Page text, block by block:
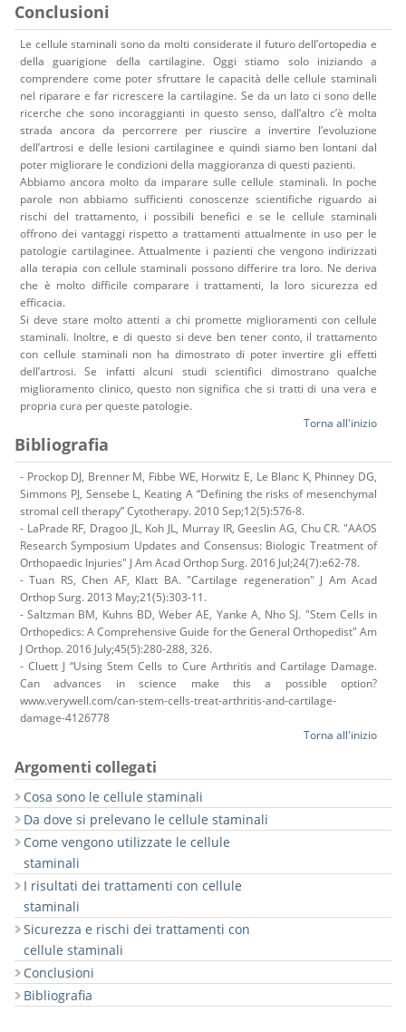
Conclusioni
Le cellule staminali sono da molti considerate il futuro dell’ortopedia e
della guarigione della cartilagine. Oggi stiamo solo iniziando a
comprendere come poter sfruttare le capacità delle cellule staminali
nel riparare e far ricrescere la cartilagine. Se da un lato ci sono delle
ricerche che sono incoraggianti in questo senso, dall’altro c’è molta
strada ancora da percorrere per riuscire a invertire l’evoluzione
dell’artrosi e delle lesioni cartilaginee e quindi siamo ben lontani dal
poter migliorare le condizioni della maggioranza di questi pazienti.
Abbiamo ancora molto da imparare sulle cellule staminali. In poche
parole non abbiamo sufficienti conoscenze scientifiche riguardo ai
rischi del trattamento, i possibili benefici e se le cellule staminali
offrono dei vantaggi rispetto a trattamenti attualmente in uso per le
patologie cartilaginee. Attualmente i pazienti che vengono indirizzati
alla terapia con cellule staminali possono differire tra loro. Ne deriva
che è molto difficile comparare i trattamenti, la loro sicurezza ed
efficacia.
Si deve stare molto attenti a chi promette miglioramenti con cellule
staminali. Inoltre, e di questo si deve ben tener conto, il trattamento
con cellule staminali non ha dimostrato di poter invertire gli effetti
dell’artrosi. Se infatti alcuni studi scientifici dimostrano qualche
miglioramento clinico, questo non significa che si tratti di una vera e
propria cura per queste patologie.
Torna all'inizio
Bibliografia
- Prockop DJ, Brenner M, Fibbe WE, Horwitz E, Le Blanc K, Phinney DG,
Simmons PJ, Sensebe L, Keating A “Defining the risks of mesenchymal
stromal cell therapy” Cytotherapy. 2010 Sep;12(5):576-8.
- LaPrade RF, Dragoo JL, Koh JL, Murray IR, Geeslin AG, Chu CR. "AAOS
Research Symposium Updates and Consensus: Biologic Treatment of
Orthopaedic Injuries" J Am Acad Orthop Surg. 2016 Jul;24(7):e62-78.
- Tuan RS, Chen AF, Klatt BA. "Cartilage regeneration" J Am Acad
Orthop Surg. 2013 May;21(5):303-11.
- Saltzman BM, Kuhns BD, Weber AE, Yanke A, Nho SJ. "Stem Cells in
Orthopedics: A Comprehensive Guide for the General Orthopedist" Am
J Orthop. 2016 July;45(5):280-288, 326.
- Cluett J “Using Stem Cells to Cure Arthritis and Cartilage Damage.
Can advances in science make this a possible option?
www.verywell.com/can-stem-cells-treat-arthritis-and-cartilage-
damage-4126778
Torna all'inizio
Argomenti collegati
Cosa sono le cellule staminali
Da dove si prelevano le cellule staminali
Come vengono utilizzate le cellule
staminali
I risultati dei trattamenti con cellule
staminali
Sicurezza e rischi dei trattamenti con
cellule staminali
Conclusioni
Bibliografia